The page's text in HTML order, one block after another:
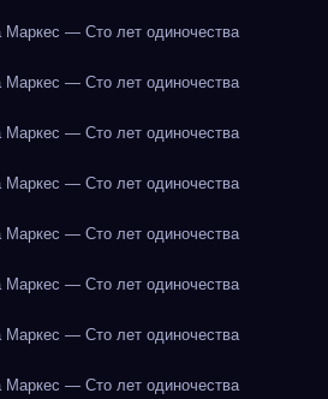
Маркес — Сто лет одиночества
Маркес — Сто лет одиночества
Маркес — Сто лет одиночества
Маркес — Сто лет одиночества
Маркес — Сто лет одиночества
Маркес — Сто лет одиночества
Маркес — Сто лет одиночества
Маркес — Сто лет одиночества